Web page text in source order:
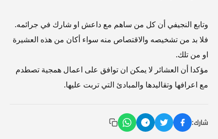
وتابع النجيفي أن كل من ساهم مع داعش او شارك في جرائمه.
فلا بد من تشخيصه والاقتصاص منه سواء أكان من هذه العشيرة
او من تلك.
مؤكدا أن العشائر لا يمكن ان توافق على اعمال همجية تصطدم
مع اعرافها وتقاليدها والمبادئ التي تربت عليها.
شارك: